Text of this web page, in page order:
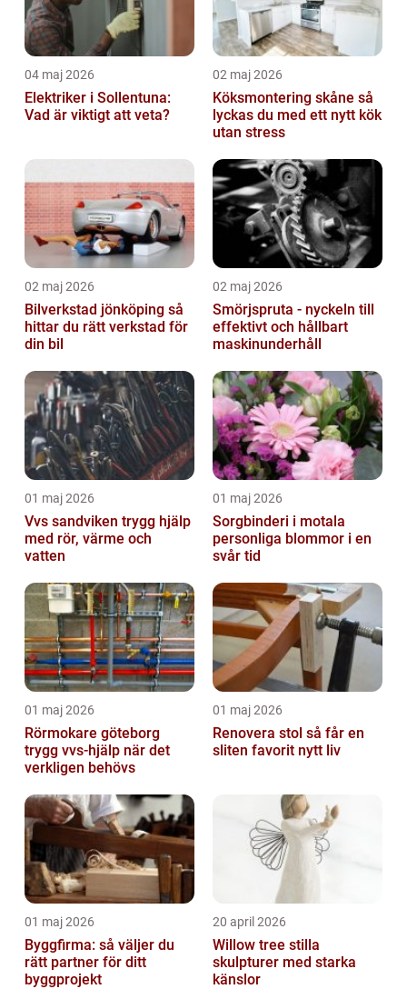
04 maj 2026
Elektriker i Sollentuna:
Vad är viktigt att veta?
02 maj 2026
Köksmontering skåne så
lyckas du med ett nytt kök
utan stress
02 maj 2026
Bilverkstad jönköping så
hittar du rätt verkstad för
din bil
02 maj 2026
Smörjspruta - nyckeln till
effektivt och hållbart
maskinunderhåll
01 maj 2026
Vvs sandviken trygg hjälp
med rör, värme och
vatten
01 maj 2026
Sorgbinderi i motala
personliga blommor i en
svår tid
01 maj 2026
Rörmokare göteborg
trygg vvs-hjälp när det
verkligen behövs
01 maj 2026
Renovera stol så får en
sliten favorit nytt liv
01 maj 2026
Byggfirma: så väljer du
rätt partner för ditt
byggprojekt
20 april 2026
Willow tree stilla
skulpturer med starka
känslor